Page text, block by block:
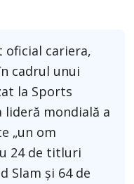
oficial cariera,
cadrul unui
la Sports
lideră mondială a
„un om
24 de titluri
Slam și 64 de